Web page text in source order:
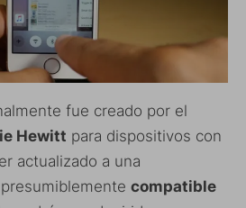
fue creado por el
Hewitt para dispositivos con
actualizado a una
compatible